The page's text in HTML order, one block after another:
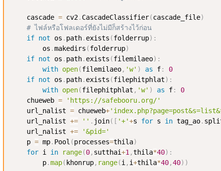
    cascade
= cv2. CascadeClassifier(cascade_file)
# ไฟล์หรือโฟลเดอร์ที่ยังไม่มีก็สร้างไว้ก่อน
if not os . path. exists (folderrup) :
        os
.makedirs (folderrup)
if not os . path. exists (filemilaeo) :
with open(filemilaeo, 'w' ) as f:
0
if not os . path. exists (filephitphlat) :
with open(filephitphlat , 'w' ) as f:
0
    chueweb
=
'https://safebooru.org/'
    url_nalist
= chueweb+
    url_nalist
+= '' . join( [ '+'+s for s in tag_ao.
    url_nalist
+=
'&pid='
    p
= mp. Pool (processes=thila)
for i in range(0, sutthai+1 ,thila*40) :
        p
.map( khonrup, range(i , i+thila*40,40) )